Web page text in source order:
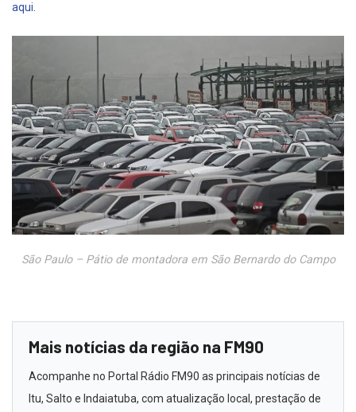
aqui.
São Paulo – Pátio de montadora em São Bernardo do Campo
Mais notícias da região na FM90
Acompanhe no Portal Rádio FM90 as principais notícias de
Itu, Salto e Indaiatuba, com atualização local, prestação de